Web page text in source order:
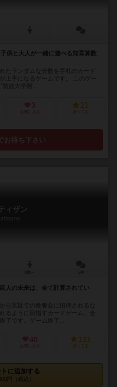
供と大人が一緒に遊べる知育算数
たランダムな分数を手札のカード
上手になるゲームです。 このゲー
筑波大学附...
3
お気に入り
21
持ってる
お待ち下さい
ィザン
人の未来は、全て計算されてい
ら宮廷での晩餐会に招待されるな
るように目指すカードゲーム。全
了です。ゲーム終了...
40
お気に入り
131
持ってる
トに追加する
円（税込）